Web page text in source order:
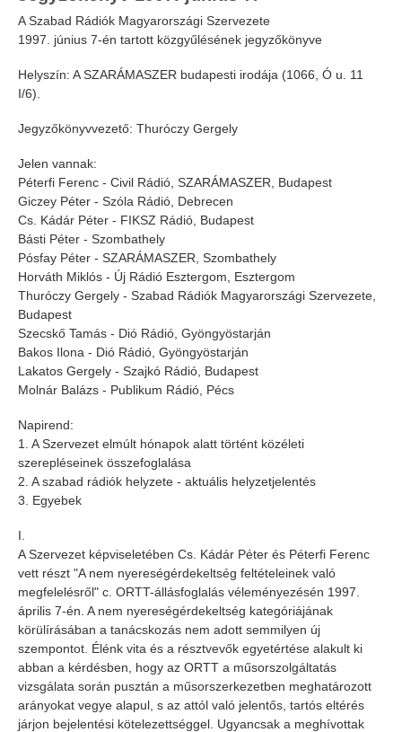
A Szabad Rádiók Magyarországi Szervezete
1997. június 7-én tartott közgyűlésének jegyzőkönyve
Helyszín: A SZARÁMASZER budapesti irodája (1066, Ó u. 11
I/6).
Jegyzőkönyvvezető: Thuróczy Gergely
Jelen vannak:
Péterfi Ferenc - Civil Rádió, SZARÁMASZER, Budapest
Giczey Péter - Szóla Rádió, Debrecen
Cs. Kádár Péter - FIKSZ Rádió, Budapest
Básti Péter - Szombathely
Pósfay Péter - SZARÁMASZER, Szombathely
Horváth Miklós - Új Rádió Esztergom, Esztergom
Thuróczy Gergely - Szabad Rádiók Magyarországi Szervezete,
Budapest
Szecskő Tamás - Dió Rádió, Gyöngyöstarján
Bakos Ilona - Dió Rádió, Gyöngyöstarján
Lakatos Gergely - Szajkó Rádió, Budapest
Molnár Balázs - Publikum Rádió, Pécs
Napirend:
1. A Szervezet elmúlt hónapok alatt történt közéleti
szerepléseinek összefoglalása
2. A szabad rádiók helyzete - aktuális helyzetjelentés
3. Egyebek
I.
A Szervezet képviseletében Cs. Kádár Péter és Péterfi Ferenc
vett részt "A nem nyereségérdekeltség feltételeinek való
megfelelésről" c. ORTT-állásfoglalás véleményezésén 1997.
április 7-én. A nem nyereségérdekeltség kategóriájának
körülírásában a tanácskozás nem adott semmilyen új
szempontot. Élénk vita és a résztvevők egyetértése alakult ki
abban a kérdésben, hogy az ORTT a műsorszolgáltatás
vizsgálata során pusztán a műsorszerkezetben meghatározott
arányokat vegye alapul, s az attól való jelentős, tartós eltérés
járjon bejelentési kötelezettséggel. Ugyancsak a meghívottak